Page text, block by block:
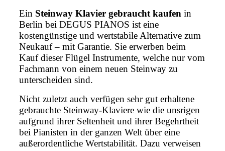
Ein Steinway Klavier gebraucht kaufen in
Berlin bei DEGUS PIANOS ist eine
kostengünstige und wertstabile Alternative zum
Neukauf – mit Garantie. Sie erwerben beim
Kauf dieser Flügel Instrumente, welche nur vom
Fachmann von einem neuen Steinway zu
unterscheiden sind.
Nicht zuletzt auch verfügen sehr gut erhaltene
gebrauchte Steinway-Klaviere wie die unsrigen
aufgrund ihrer Seltenheit und ihrer Begehrtheit
bei Pianisten in der ganzen Welt über eine
außerordentliche Wertstabilität. Dazu verweisen